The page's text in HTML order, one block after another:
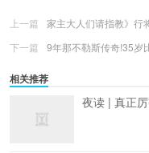
上一篇
家主大人们请指教》行
下一篇
9年那不勒斯传奇!35岁
相关推荐
夜读 | 真正